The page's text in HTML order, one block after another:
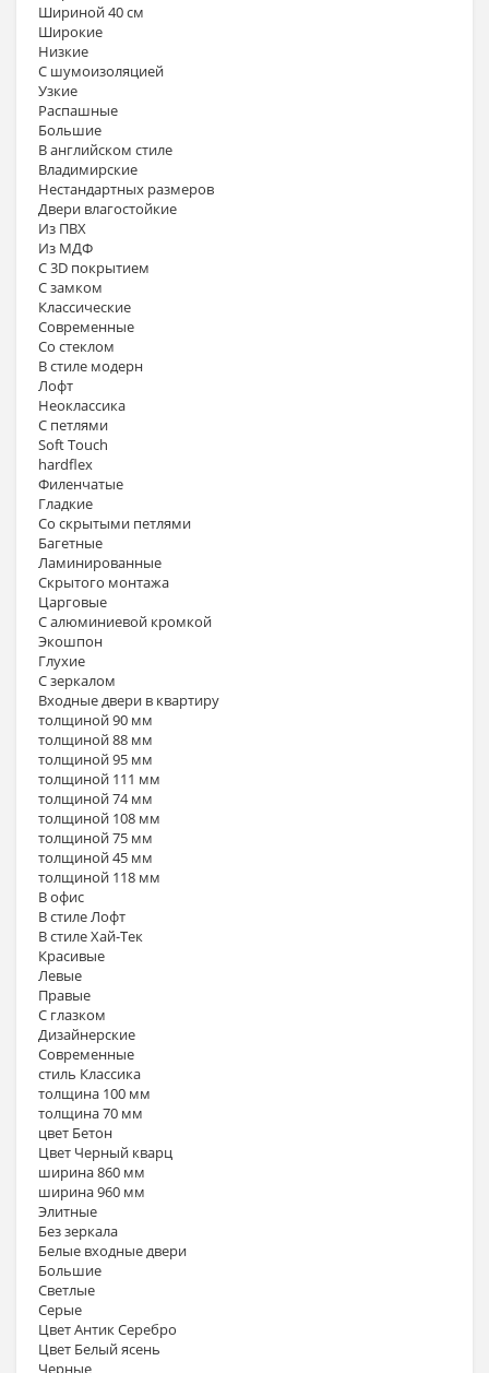
Шириной 40 см
Широкие
Низкие
С шумоизоляцией
Узкие
Распашные
Большие
В английском стиле
Владимирские
Нестандартных размеров
Двери влагостойкие
Из ПВХ
Из МДФ
С 3D покрытием
С замком
Классические
Современные
Со стеклом
В стиле модерн
Лофт
Неоклассика
С петлями
Soft Touch
hardflex
Филенчатые
Гладкие
Со скрытыми петлями
Багетные
Ламинированные
Скрытого монтажа
Царговые
С алюминиевой кромкой
Экошпон
Глухие
С зеркалом
Входные двери в квартиру
толщиной 90 мм
толщиной 88 мм
толщиной 95 мм
толщиной 111 мм
толщиной 74 мм
толщиной 108 мм
толщиной 75 мм
толщиной 45 мм
толщиной 118 мм
В офис
В стиле Лофт
В стиле Хай-Тек
Красивые
Левые
Правые
С глазком
Дизайнерские
Современные
стиль Классика
толщина 100 мм
толщина 70 мм
цвет Бетон
Цвет Черный кварц
ширина 860 мм
ширина 960 мм
Элитные
Без зеркала
Белые входные двери
Большие
Светлые
Серые
Цвет Антик Серебро
Цвет Белый ясень
Черные